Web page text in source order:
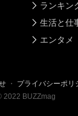
ランキン
生活と仕
エンタメ
・ プライバシーポリ
2022 BUZZmag